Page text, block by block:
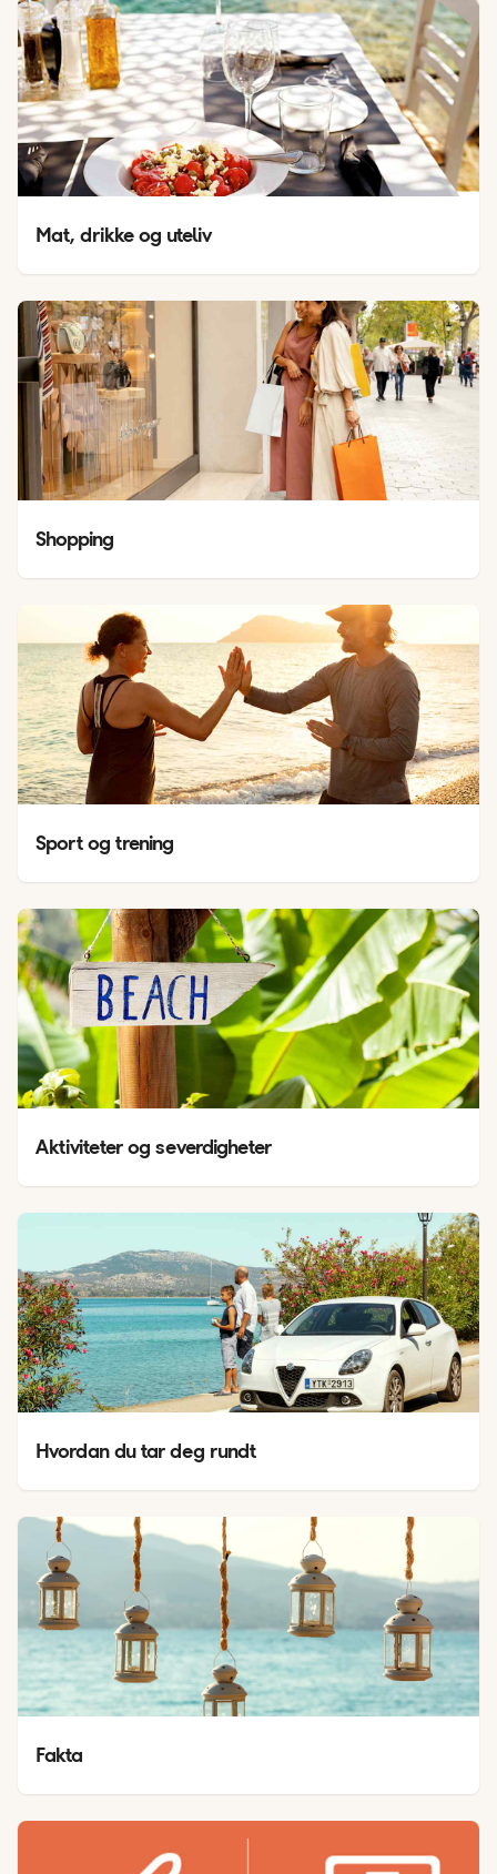
Mat, drikke og uteliv
Shopping
Sport og trening
Aktiviteter og severdigheter
Hvordan du tar deg rundt
Fakta